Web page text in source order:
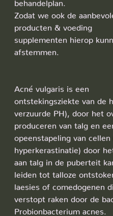
Zodat we ook de
producten & voeding
supplementen hierop
afstemmen.
Acné vulgaris is een
ontstekingsziekte van de
verzuurde PH), door het
produceren van talg en
opeenstapeling van cellen
hyperkerastinatie) door
aan talg in de puberteit
leiden tot talloze
laesies of comedogenen
verstopt raken door de
Probionbacterium acnes.